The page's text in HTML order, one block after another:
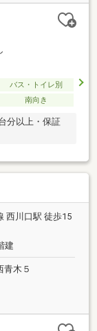
バス・トイレ別
南向き
分以上・保証
西川口駅 徒歩15
建
青木５